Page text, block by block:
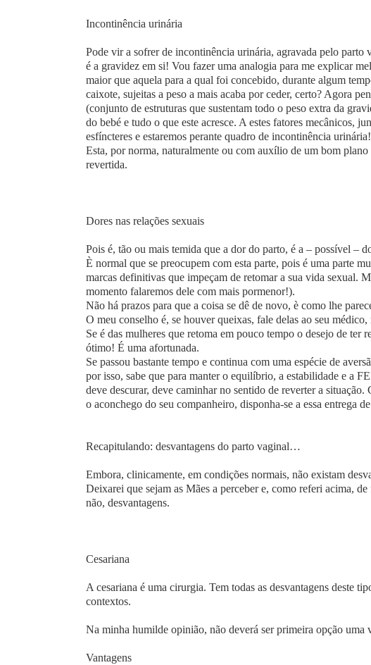
Incontinência urinária
Pode vir a sofrer de incontinência urinária, agravada pelo parto
é a gravidez em si! Vou fazer uma analogia para me explicar
maior que aquela para a qual foi concebido, durante algum
caixote, sujeitas a peso a mais acaba por ceder, certo? Agora
(conjunto de estruturas que sustentam todo o peso extra da
do bebé e tudo o que este acresce. A estes fatores mecânicos,
esfíncteres e estaremos perante quadro de incontinência urinária!
Esta, por norma, naturalmente ou com auxílio de um bom
revertida.
Dores nas relações sexuais
Pois é, tão ou mais temida que a dor do parto, é a – possível –
È normal que se preocupem com esta parte, pois é uma parte
marcas definitivas que impeçam de retomar a sua vida sexual.
momento falaremos dele com mais pormenor!).
Não há prazos para que a coisa se dê de novo, è como lhe
O meu conselho é, se houver queixas, fale delas ao seu
Se é das mulheres que retoma em pouco tempo o desejo de ter
ótimo! É uma afortunada.
Se passou bastante tempo e continua com uma espécie de
por isso, sabe que para manter o equilíbrio, a estabilidade e a
deve descurar, deve caminhar no sentido de reverter a
o aconchego do seu companheiro, disponha-se a essa entrega
Recapitulando: desvantagens do parto vaginal…
Embora, clinicamente, em condições normais, não existam
Deixarei que sejam as Mães a perceber e, como referi acima,
não, desvantagens.
Cesariana
A cesariana é uma cirurgia. Tem todas as desvantagens deste
contextos.
Na minha humilde opinião, não deverá ser primeira opção uma
Vantagens